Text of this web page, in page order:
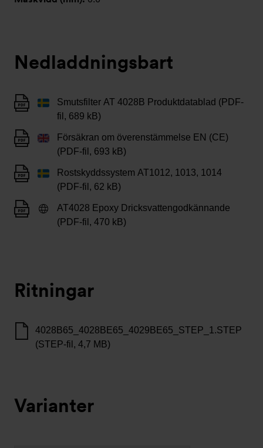
Nedladdningsbart
Smutsfilter AT 4028B Produktdatablad (PDF-
fil, 689 kB)
Försäkran om överenstämmelse EN (CE)
(PDF-fil, 693 kB)
Rostskyddssystem AT1012, 1013, 1014
(PDF-fil, 62 kB)
AT4028 Epoxy Dricksvattengodkännande
(PDF-fil, 470 kB)
Ritningar
4028B65_4028BE65_4029BE65_STEP_1.STEP
(STEP-fil, 4,7 MB)
Varianter